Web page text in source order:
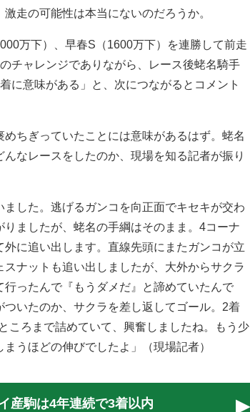
走の可能性は本当にないのだろうか。
万下）、早春S（1600万下）を連勝して前走
チャレンジでありながら、レース後蛯名騎手
に意味がある」と、次につながるとコメント
ちぎっていたことには意味があるはず。蛯名
なレースをしたのか、現場を知る記者が振り
ました。逃げるガンコを向正面でキセキが交わ
ましたが、蛯名の手綱はそのまま。4コーナ
に追い出します。直線先頭にまたガンコが立
ナットも追い出しましたが、大外からサクラ
ったんで『もうダメだ』と諦めていたんで
いたのか、サクラを差し返してゴール。2着
ころまで詰めていて、興奮しましたね。もう少
うほどの伸びでしたよ」（現場記者）
産駒は4年連続で3着以内